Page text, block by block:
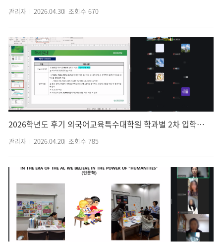
관리자 2026.04.30 조회수 670
2026학년도 후기 외국어교육특수대학원 학과별 2차 입학설명회(온라인 비대면)
관리자 2026.04.20 조회수 785